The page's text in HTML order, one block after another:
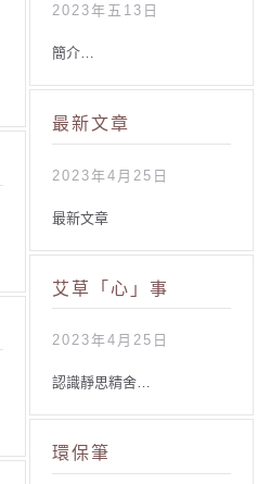
2023年五13日
簡介…
最新文章
2023年4月25日
最新文章
艾草「心」事
2023年4月25日
認識靜思精舍…
環保筆